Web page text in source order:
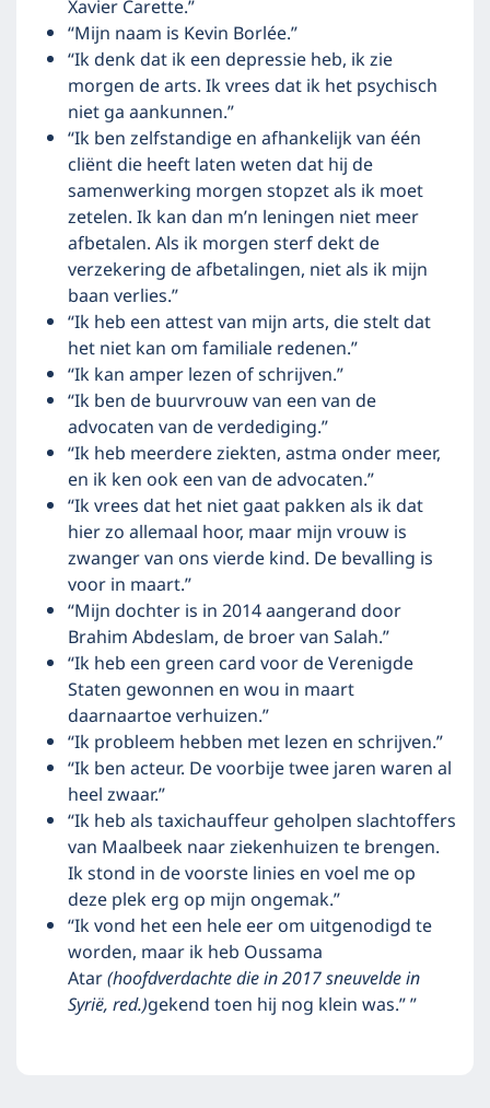
Xavier Carette.”
“Mijn naam is Kevin Borlée.”
“Ik denk dat ik een depressie heb, ik zie
morgen de arts. Ik vrees dat ik het psychisch
niet ga aankunnen.”
“Ik ben zelfstandige en afhankelijk van één
cliënt die heeft laten weten dat hij de
samenwerking morgen stopzet als ik moet
zetelen. Ik kan dan m’n leningen niet meer
afbetalen. Als ik morgen sterf dekt de
verzekering de afbetalingen, niet als ik mijn
baan verlies.”
“Ik heb een attest van mijn arts, die stelt dat
het niet kan om familiale redenen.”
“Ik kan amper lezen of schrijven.”
“Ik ben de buurvrouw van een van de
advocaten van de verdediging.”
“Ik heb meerdere ziekten, astma onder meer,
en ik ken ook een van de advocaten.”
“Ik vrees dat het niet gaat pakken als ik dat
hier zo allemaal hoor, maar mijn vrouw is
zwanger van ons vierde kind. De bevalling is
voor in maart.”
“Mijn dochter is in 2014 aangerand door
Brahim Abdeslam, de broer van Salah.”
“Ik heb een green card voor de Verenigde
Staten gewonnen en wou in maart
daarnaartoe verhuizen.”
“Ik probleem hebben met lezen en schrijven.”
“Ik ben acteur. De voorbije twee jaren waren al
heel zwaar.”
“Ik heb als taxichauffeur geholpen slachtoffers
van Maalbeek naar ziekenhuizen te brengen.
Ik stond in de voorste linies en voel me op
deze plek erg op mijn ongemak.”
“Ik vond het een hele eer om uitgenodigd te
worden, maar ik heb Oussama
Atar(hoofdverdachte die in 2017 sneuvelde in
Syrië, red.)gekend toen hij nog klein was.” ”